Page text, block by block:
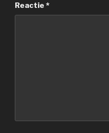
Reactie *